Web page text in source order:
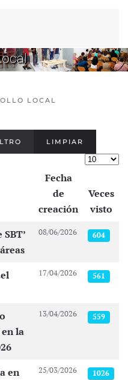
LOCAL
LIMPIAR
Cantidad
Fecha
de
creación
Veces
visto
08/06/2026 604
17/04/2026 561
la
13/04/2026 559
en
25/03/2026 1026